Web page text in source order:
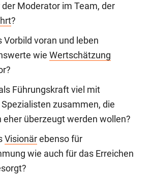
der Moderator im Team, der
?
Vorbild voran und leben
wie Wertschätzung
Führungskraft viel mit
zusammen, die
eher überzeugt werden wollen?
Visionär ebenso für
wie auch für das Erreichen